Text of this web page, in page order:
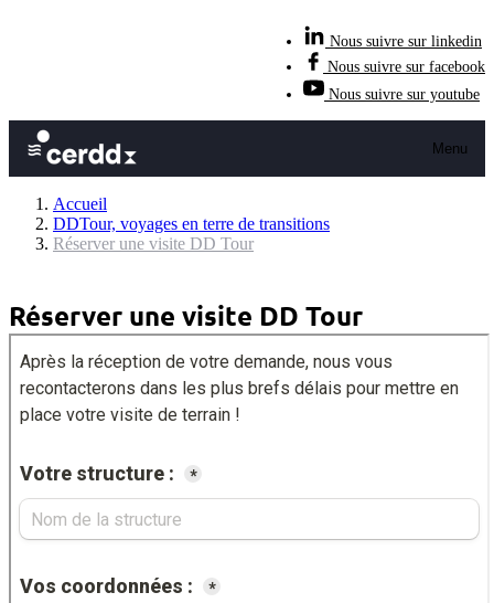
Nous suivre sur linkedin
Nous suivre sur facebook
Nous suivre sur youtube
Menu
Accueil
DDTour, voyages en terre de transitions
Réserver une visite DD Tour
Réserver une visite DD Tour